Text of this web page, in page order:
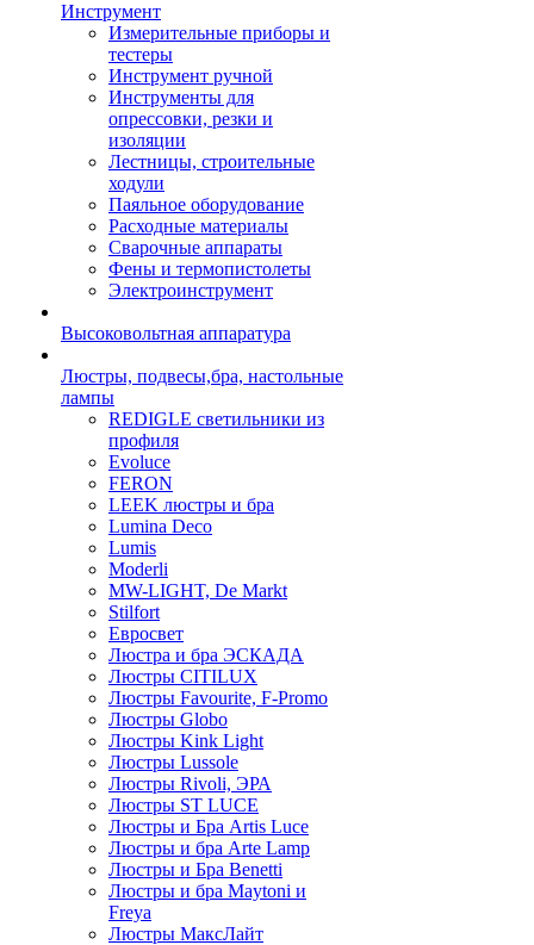
Инструмент
Измерительные приборы и
тестеры
Инструмент ручной
Инструменты для
опрессовки, резки и
изоляции
Лестницы, строительные
ходули
Паяльное оборудование
Расходные материалы
Сварочные аппараты
Фены и термопистолеты
Электроинструмент
Высоковольтная аппаратура
Люстры, подвесы,бра, настольные
лампы
REDIGLE светильники из
профиля
Evoluce
FERON
LEEK люстры и бра
Lumina Deco
Lumis
Moderli
MW-LIGHT, De Markt
Stilfort
Евросвет
Люстра и бра ЭСКАДА
Люстры CITILUX
Люстры Favourite, F-Promo
Люстры Globo
Люстры Kink Light
Люстры Lussole
Люстры Rivoli, ЭРА
Люстры ST LUCE
Люстры и Бра Artis Luce
Люстры и бра Arte Lamp
Люстры и Бра Benetti
Люстры и бра Maytoni и
Freya
Люстры МаксЛайт